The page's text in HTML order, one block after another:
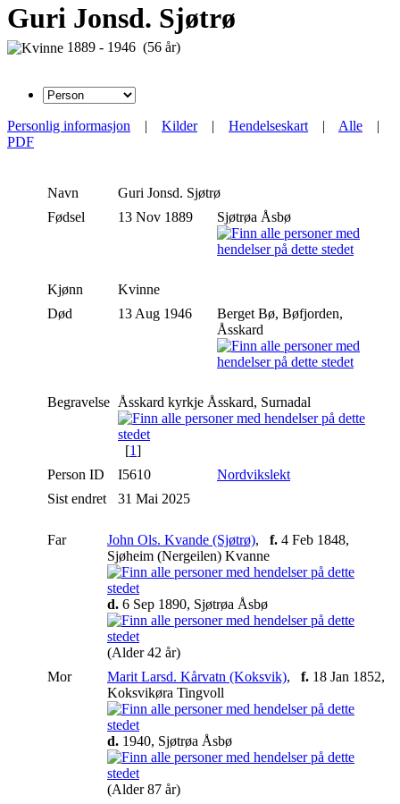
Guri Jonsd. Sjøtrø
1889 - 1946 (56 år)
Personlig informasjon | Kilder| Hendelseskart | Alle |
PDF
Navn Guri Jonsd. Sjøtrø
Fødsel
13 Nov 1889 Sjøtrøa Åsbø
Kjønn
Kvinne
Død
13 Aug 1946
Berget Bø, Bøfjorden,
Åsskard
Begravelse Åsskard kyrkje Åsskard, Surnadal
[1]
Person ID
I5610
Nordvikslekt
Sist endret
31 Mai 2025
Far John Ols. Kvande (Sjøtrø), f. 4 Feb 1848,
Sjøheim (Nergeilen) Kvanne
d. 6 Sep 1890, Sjøtrøa Åsbø
(Alder 42 år)
Mor
Marit Larsd. Kårvatn (Koksvik), f. 18 Jan 1852,
Koksvikøra Tingvoll
d. 1940, Sjøtrøa Åsbø
(Alder 87 år)